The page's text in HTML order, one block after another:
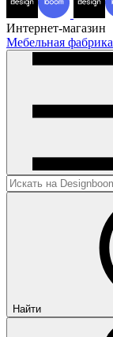
Интернет-магазин
Мебельная фабрика
Найти